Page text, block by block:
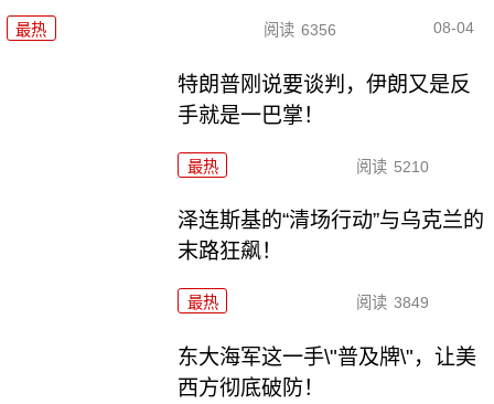
最热 阅读 6356 08-04
特朗普刚说要谈判，伊朗又是反
手就是一巴掌！
最热 阅读 5210
泽连斯基的“清场行动”与乌克兰的
末路狂飙！
最热 阅读 3849
东大海军这一手\"普及牌\"，让美
西方彻底破防！